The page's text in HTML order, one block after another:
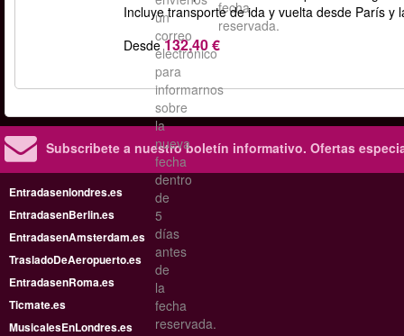
fecha
reservada.
un
correo
electrónico
para
informarnos
sobre
la
nueva
fecha
dentro
de
5
días
antes
de
la
fecha
reservada.
Incluye transporte de ida y vuelta desde París
Desde 132,40 €
Subscribete a nuestro boletín informativo. Ofertas
Entradasenlondres.es
EntradasenBerlin.es
EntradasenAmsterdam.es
TrasladoDeAeropuerto.es
EntradasenRoma.es
Ticmate.es
MusicalesEnLondres.es